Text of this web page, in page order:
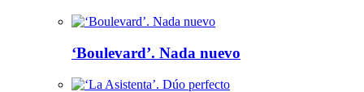
‘Boulevard’. Nada nuevo